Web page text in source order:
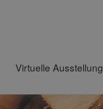
Virtuelle Ausstellung